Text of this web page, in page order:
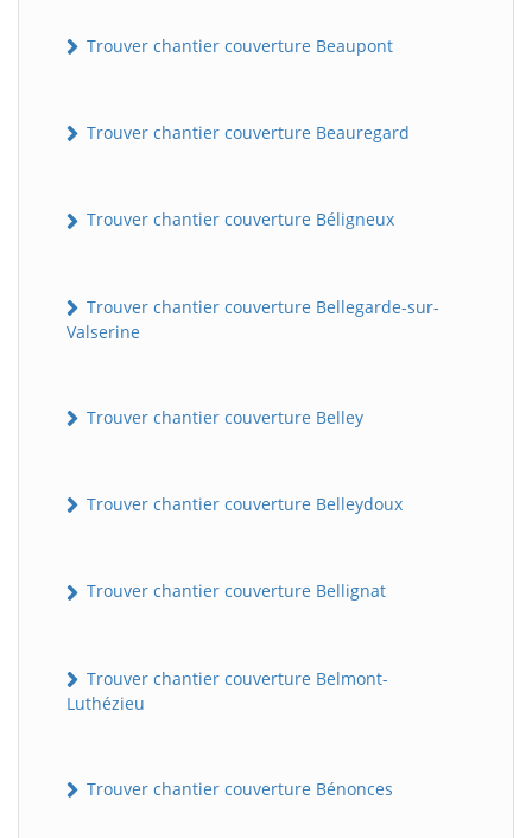
Trouver chantier couverture Beaupont
Trouver chantier couverture Beauregard
Trouver chantier couverture Béligneux
Trouver chantier couverture Bellegarde-sur-
Valserine
Trouver chantier couverture Belley
Trouver chantier couverture Belleydoux
Trouver chantier couverture Bellignat
Trouver chantier couverture Belmont-
Luthézieu
Trouver chantier couverture Bénonces